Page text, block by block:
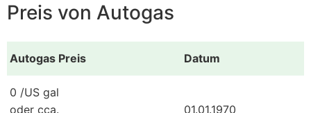
Preis von Autogas
Autogas Preis Datum
0 /US gal
oder cca.
01.01.1970